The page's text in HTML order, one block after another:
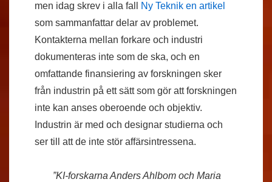
men idag skrev i alla fall
Ny Teknik en artikel
som sammanfattar delar av problemet.
Kontakterna mellan forkare och industri
dokumenteras inte som de ska, och en
omfattande finansiering av forskningen sker
från industrin på ett sätt som gör att forskningen
inte kan anses oberoende och objektiv.
Industrin är med och designar studierna och
ser till att de inte stör affärsintressena.
”KI-forskarna Anders Ahlbom och Maria